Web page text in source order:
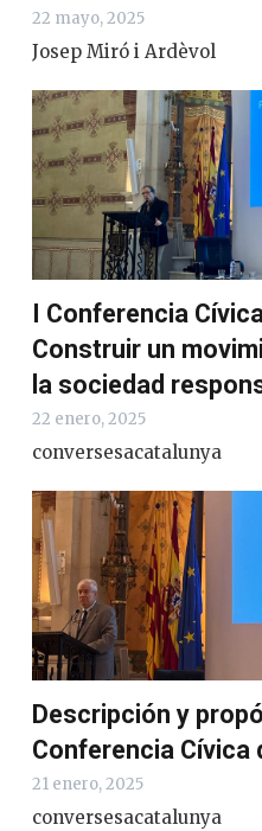
22 mayo, 2025
Josep Miró i Ardèvol
I Conferencia
Construir un
la sociedad
22 enero, 2025
conversesacatalunya
Descripción y
Conferencia
21 enero, 2025
conversesacatalunya